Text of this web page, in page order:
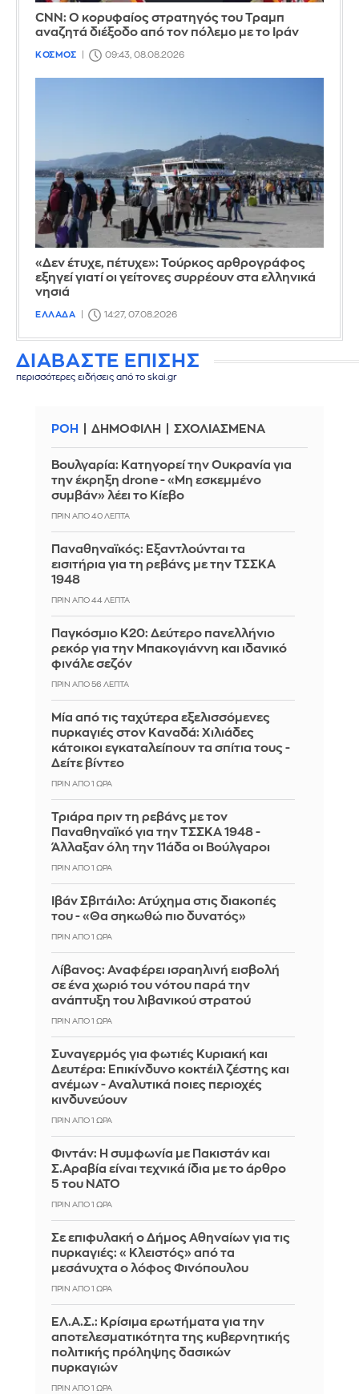
CNN: Ο κορυφαίος στρατηγός του Τραμπ
αναζητά διέξοδο από τον πόλεμο με το Ιράν
ΚΟΣΜΟΣ 09:43, 08.08.2026
«Δεν έτυχε, πέτυχε»: Τούρκος αρθρογράφος
εξηγεί γιατί οι γείτονες συρρέουν στα ελληνικά
νησιά
ΕΛΛΑΔΑ 14:27, 07.08.2026
ΔΙΑΒΑΣΤΕ ΕΠΙΣΗΣ
περισσότερες ειδήσεις από το skai.gr
ΡΟΗ ΔΗΜΟΦΙΛΗ ΣΧΟΛΙΑΣΜΕΝΑ
Βουλγαρία: Κατηγορεί την Ουκρανία για
την έκρηξη drone - «Μη εσκεμμένο
συμβάν» λέει το Κίεβο
ΠΡΙΝ ΑΠΌ 40 ΛΕΠΤΆ
Παναθηναϊκός: Εξαντλούνται τα
εισιτήρια για τη ρεβάνς με την ΤΣΣΚΑ
1948
ΠΡΙΝ ΑΠΌ 44 ΛΕΠΤΆ
Παγκόσμιο Κ20: Δεύτερο πανελλήνιο
ρεκόρ για την Μπακογιάννη και ιδανικό
φινάλε σεζόν
ΠΡΙΝ ΑΠΌ 56 ΛΕΠΤΆ
Μία από τις ταχύτερα εξελισσόμενες
πυρκαγιές στον Καναδά: Χιλιάδες
κάτοικοι εγκαταλείπουν τα σπίτια τους -
Δείτε βίντεο
ΠΡΙΝ ΑΠΌ 1 ΏΡΑ
Τριάρα πριν τη ρεβάνς με τον
Παναθηναϊκό για την ΤΣΣΚΑ 1948 -
Άλλαξαν όλη την 11άδα οι Βούλγαροι
ΠΡΙΝ ΑΠΌ 1 ΏΡΑ
Ιβάν Σβιτάιλο: Ατύχημα στις διακοπές
του - «Θα σηκωθώ πιο δυνατός»
ΠΡΙΝ ΑΠΌ 1 ΏΡΑ
Λίβανος: Αναφέρει ισραηλινή εισβολή
σε ένα χωριό του νότου παρά την
ανάπτυξη του λιβανικού στρατού
ΠΡΙΝ ΑΠΌ 1 ΏΡΑ
Συναγερμός για φωτιές Κυριακή και
Δευτέρα: Επικίνδυνο κοκτέιλ ζέστης και
ανέμων - Αναλυτικά ποιες περιοχές
κινδυνεύουν
ΠΡΙΝ ΑΠΌ 1 ΏΡΑ
Φιντάν: Η συμφωνία με Πακιστάν και
Σ.Αραβία είναι τεχνικά ίδια με το άρθρο
5 του ΝΑΤΟ
ΠΡΙΝ ΑΠΌ 1 ΏΡΑ
Σε επιφυλακή ο Δήμος Αθηναίων για τις
πυρκαγιές: «Κλειστός» από τα
μεσάνυχτα ο λόφος Φινόπουλου
ΠΡΙΝ ΑΠΌ 1 ΏΡΑ
ΕΛ.Α.Σ.: Κρίσιμα ερωτήματα για την
αποτελεσματικότητα της κυβερνητικής
πολιτικής πρόληψης δασικών
πυρκαγιών
ΠΡΙΝ ΑΠΌ 1 ΏΡΑ